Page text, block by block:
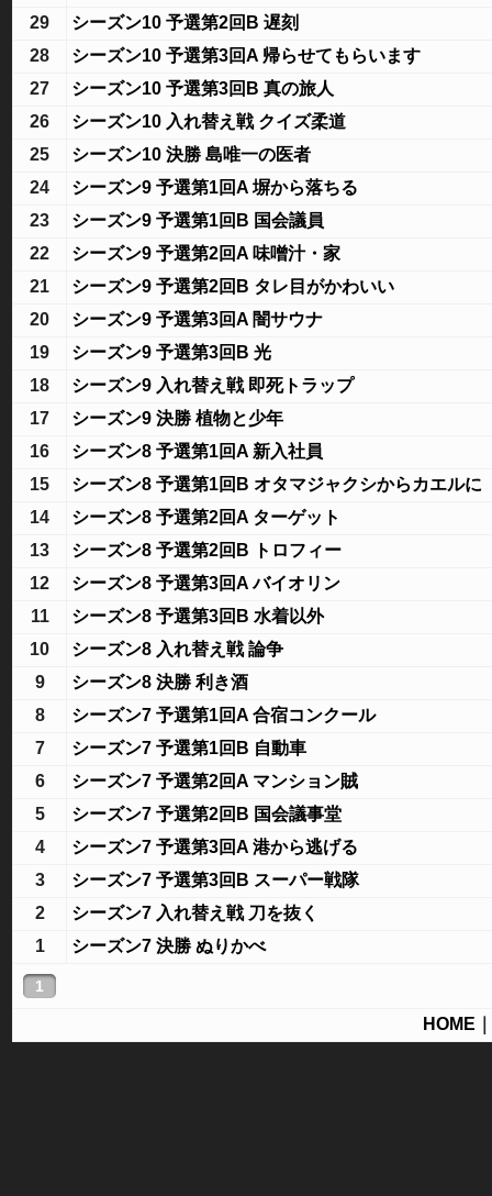
29
シーズン10 予選第2回B 遅刻
28
シーズン10 予選第3回A 帰らせてもらいます
27
シーズン10 予選第3回B 真の旅人
26
シーズン10 入れ替え戦 クイズ柔道
25
シーズン10 決勝 島唯一の医者
24
シーズン9 予選第1回A 塀から落ちる
23
シーズン9 予選第1回B 国会議員
22
シーズン9 予選第2回A 味噌汁・家
21
シーズン9 予選第2回B タレ目がかわいい
20
シーズン9 予選第3回A 闇サウナ
19
シーズン9 予選第3回B 光
18
シーズン9 入れ替え戦 即死トラップ
17
シーズン9 決勝 植物と少年
16
シーズン8 予選第1回A 新入社員
15
シーズン8 予選第1回B オタマジャクシからカエルに
14
シーズン8 予選第2回A ターゲット
13
シーズン8 予選第2回B トロフィー
12
シーズン8 予選第3回A バイオリン
11
シーズン8 予選第3回B 水着以外
10
シーズン8 入れ替え戦 論争
9
シーズン8 決勝 利き酒
8
シーズン7 予選第1回A 合宿コンクール
7
シーズン7 予選第1回B 自動車
6
シーズン7 予選第2回A マンション賊
5
シーズン7 予選第2回B 国会議事堂
4
シーズン7 予選第3回A 港から逃げる
3
シーズン7 予選第3回B スーパー戦隊
2
シーズン7 入れ替え戦 刀を抜く
1
シーズン7 決勝 ぬりかべ
1
HOME